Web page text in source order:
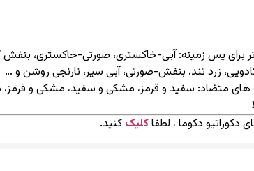
برای پس زمینه: آبی-خاکستری، صورتی-خاکستری،
زرد تند، بنفش-صورتی، آبی سیر، نارنجی روشن و …
متضاد: سفید و قرمز، مشکی و سفید، مشکی و
دکوراتیو دکوما ، لطفاکلیک کنید.